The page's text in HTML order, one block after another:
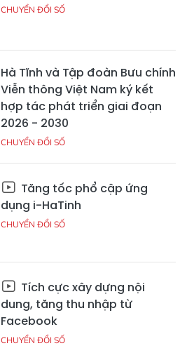
CHUYỂN ĐỔI SỐ
Hà Tĩnh và Tập đoàn Bưu chính
Viễn thông Việt Nam ký kết
hợp tác phát triển giai đoạn
2026 - 2030
CHUYỂN ĐỔI SỐ
Tăng tốc phổ cập ứng
dụng i-HaTinh
CHUYỂN ĐỔI SỐ
Tích cực xây dựng nội
dung, tăng thu nhập từ
Facebook
CHUYỂN ĐỔI SỐ